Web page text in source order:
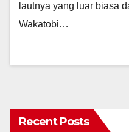
lautnya yang luar biasa
Wakatobi…
Recent Posts